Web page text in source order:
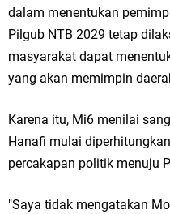
dalam menentukan
Pilgub NTB 2029 tetap
masyarakat dapat
yang akan memimpin
Karena itu, Mi6 menilai
Hanafi mulai
percakapan politik menuju
"Saya tidak mengatakan